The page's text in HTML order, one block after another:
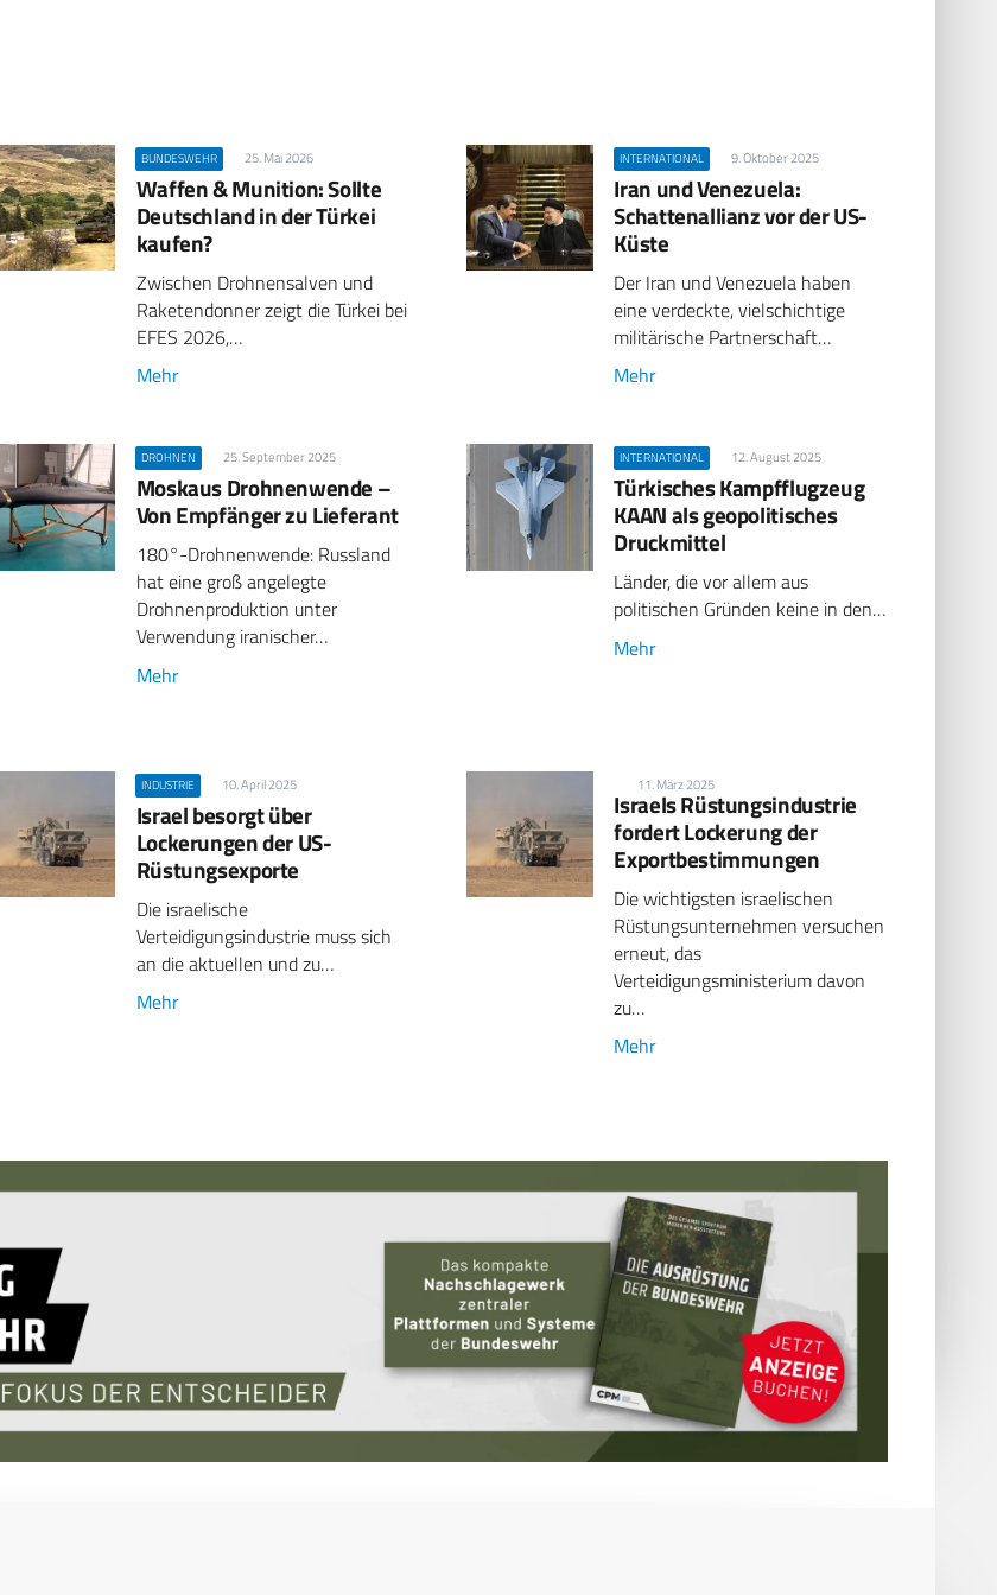
BUNDESWEHR 25. Mai 2026
Waffen & Munition: Sollte
Deutschland in der Türkei
kaufen?
Zwischen Drohnensalven und
Raketendonner zeigt die Türkei bei
EFES 2026,…
Mehr
INTERNATIONAL 9. Oktober 2025
Iran und Venezuela:
Schattenallianz vor der US-
Küste
Der Iran und Venezuela haben
eine verdeckte, vielschichtige
militärische Partnerschaft…
Mehr
DROHNEN 25. September 2025
Moskaus Drohnenwende –
Von Empfänger zu Lieferant
180°-Drohnenwende: Russland
hat eine groß angelegte
Drohnenproduktion unter
Verwendung iranischer…
Mehr
INTERNATIONAL 12. August 2025
Türkisches Kampfflugzeug
KAAN als geopolitisches
Druckmittel
Länder, die vor allem aus
politischen Gründen keine in den…
Mehr
INDUSTRIE 10. April 2025
Israel besorgt über
Lockerungen der US-
Rüstungsexporte
Die israelische
Verteidigungsindustrie muss sich
an die aktuellen und zu…
Mehr
11. März 2025
Israels Rüstungsindustrie
fordert Lockerung der
Exportbestimmungen
Die wichtigsten israelischen
Rüstungsunternehmen versuchen
erneut, das
Verteidigungsministerium davon
zu…
Mehr